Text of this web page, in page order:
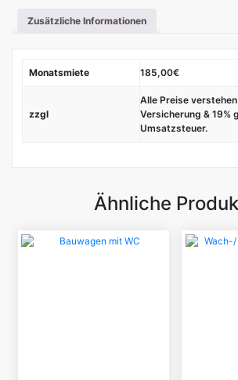
Zusätzliche Informationen
Monatsmiete 185,00€
zzgl
Alle Preise
Versicherung & 19%
Umsatzsteuer.
Ähnliche